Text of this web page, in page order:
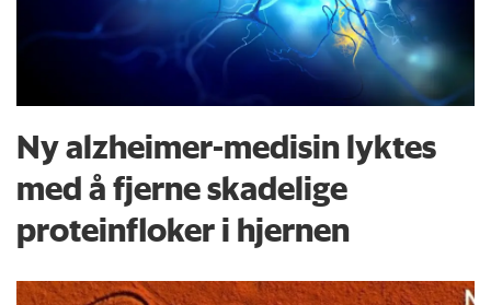
Ny alzheimer-medisin lyktes
med å fjerne skadelige
proteinfloker i hjernen